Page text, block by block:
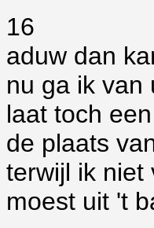
16
aduw dan
nu ga ik van
laat toch
de plaats
terwijl ik niet
moest uit 't